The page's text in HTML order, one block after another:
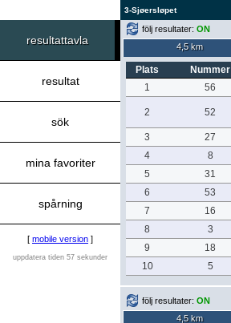
3-Sjøersløpet
resultattavla
resultat
sök
mina favoriter
spårning
[ mobile version ]
uppdatera tiden 57 sekunder
följ resultater: ON
4,5 km
Plats Nummer
1
56
2 52
3
27
4
8
5
31
6
53
7
16
8
3
9
18
10
5
följ resultater: ON
4,5 km